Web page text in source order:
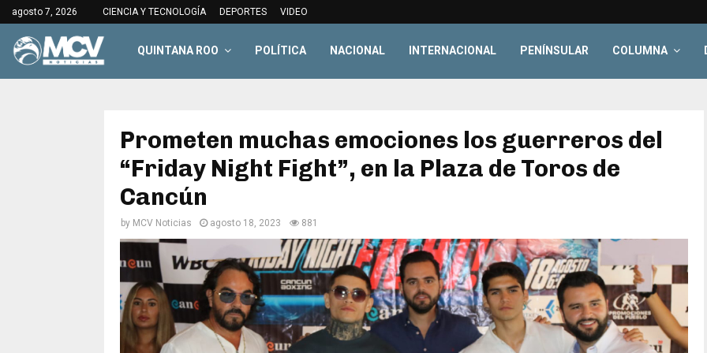
agosto 7, 2026 CIENCIA Y TECNOLOGÍA DEPORTES VIDEO
QUINTANA ROO POLÍTICA NACIONAL INTERNACIONAL PENÍNSULAR COLUMNA
Prometen muchas emociones los guerreros del
“Friday Night Fight”, en la Plaza de Toros de
Cancún
by MCV Noticias agosto 18, 2023 881